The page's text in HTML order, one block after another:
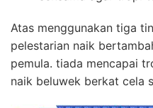
Atas menggunakan tiga
pelestarian naik
pemula. tiada mencapai
naik beluwek berkat cela